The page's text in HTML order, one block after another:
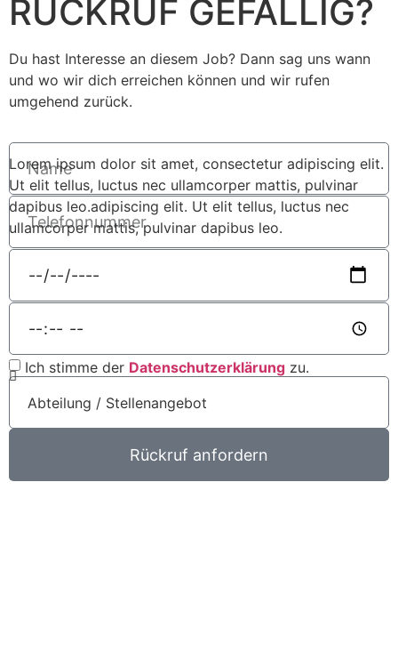
RÜCKRUF GEFÄLLIG?
Du hast Interesse an diesem Job? Dann sag uns wann
und wo wir dich erreichen können und wir rufen
umgehend zurück.
Lorem ipsum dolor sit amet, consectetur adipiscing elit.
Ut elit tellus, luctus nec ullamcorper mattis, pulvinar
dapibus leo.adipiscing elit. Ut elit tellus, luctus nec
ullamcorper mattis, pulvinar dapibus leo.
Ich stimme der Datenschutzerklärung zu.
Rückruf anfordern